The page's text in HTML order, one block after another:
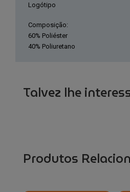
Logótipo
Composição:
60% Poliéster
40% Poliuretano
Talvez lhe
Produtos